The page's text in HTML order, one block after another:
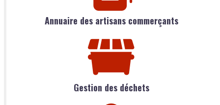
Annuaire des artisans commerçants
Gestion des déchets